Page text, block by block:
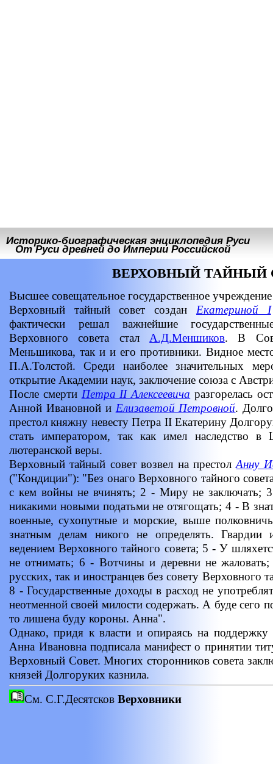
Историко-биографическая энциклопедия Руси
От Руси древней до Империи Российской
ВЕРХОВНЫЙ ТАЙНЫЙ
Высшее совещательное государственное
Верховный тайный совет создан Екатериной I
фактически решал важнейшие
Верховного совета стал А.Д.Меншиков. В
Меньшикова, так и и его противники. Видное
П.А.Толстой. Среди наиболее значительных
открытие Академии наук, заключение союза с
После смерти Петра II Алексеевича разгорелась
Анной Ивановной и Елизаветой Петровной.
престол княжну невесту Петра II Екатерину
стать императором, так как имел наследство
лютеранской веры.
Верховный тайный совет возвел на престолАнну
("Кондиции"): "Без онаго Верховного тайного
с кем войны не вчинять; 2 - Миру не заключать;
никакими новыми податьми не отягощать; 4 - В
военные, сухопутные и морские, выше
знатным делам никого не определять.
ведением Верховного тайного совета; 5 - У
не отнимать; 6 - Вотчины и деревни не
русских, так и иностранцев без совету Верховного
8 - Государственные доходы в расход не
неотменной своей милости содержать. А буде сего
то лишена буду короны. Анна".
Однако, придя к власти и опираясь на
Анна Ивановна подписала манифест о принятии
Верховный Совет. Многих сторонников совета
князей Долгоруких казнила.
См. С.Г.Десятсков Верховники